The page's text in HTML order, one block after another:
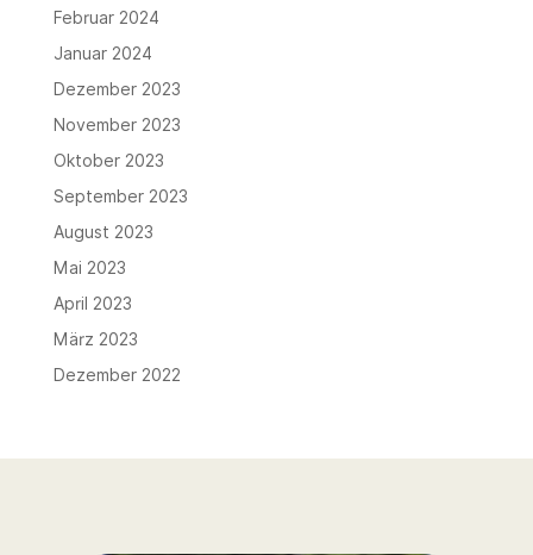
Februar 2024
Januar 2024
Dezember 2023
November 2023
Oktober 2023
September 2023
August 2023
Mai 2023
April 2023
März 2023
Dezember 2022